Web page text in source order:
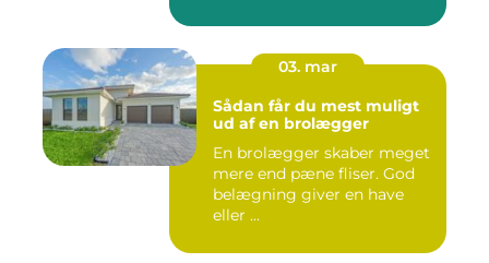
03. mar
Sådan får du mest muligt
ud af en brolægger
En brolægger skaber meget
mere end pæne fliser. God
belægning giver en have
eller ...